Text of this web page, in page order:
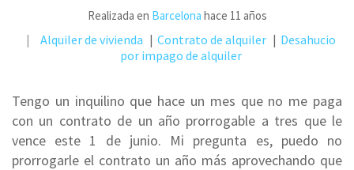
Realizada en Barcelona hace 11 años
Alquiler de vivienda Contrato de alquiler
Desahucio
por impago de alquiler
Tengo un inquilino que hace un mes que no me paga
con un contrato de un año prorrogable a tres que le
vence este 1 de junio. Mi pregunta es, puedo no
prorrogarle el contrato un año más aprovechando que